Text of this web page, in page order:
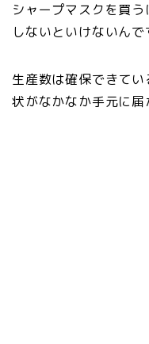
シャープマスクを買
しないといけないんで
生産数は確保できて
状がなかなか手元に届